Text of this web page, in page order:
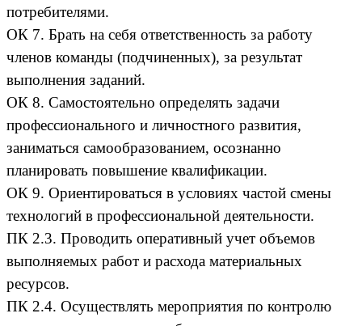
потребителями.
ОК 7. Брать на себя ответственность за работу
членов команды (подчиненных), за результат
выполнения заданий.
ОК 8. Самостоятельно определять задачи
профессионального и личностного развития,
заниматься самообразованием, осознанно
планировать повышение квалификации.
ОК 9. Ориентироваться в условиях частой смены
технологий в профессиональной деятельности.
ПК 2.3. Проводить оперативный учет объемов
выполняемых работ и расхода материальных
ресурсов.
ПК 2.4. Осуществлять мероприятия по контролю